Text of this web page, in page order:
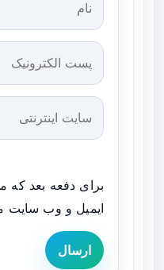
برای دفعه بعد که
ایمیل و وب سایت
ارسال